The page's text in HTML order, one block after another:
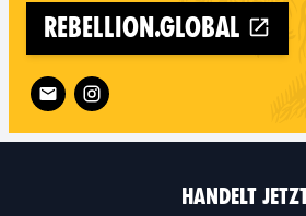
rebellion.global
Follow XR Rio Grande do Sul on
HANDELT